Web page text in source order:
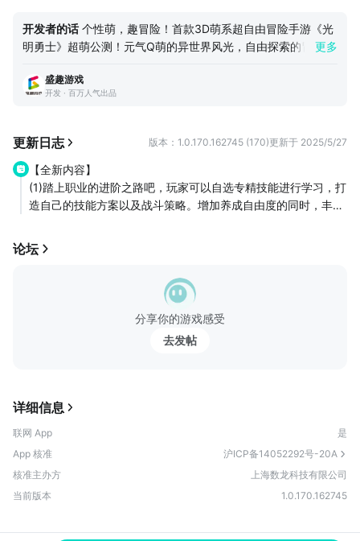
开发者的话 个性萌，趣冒险！首款3D萌系超自由冒险手游《光
明勇士》超萌公测！元气Q萌的异世界风光，自由探索的冒险故
福利等你领取！各位萌主们，快来和我们一起向卢米娅大陆进发
吧
更多
盛趣游戏
开发 · 百万人气出品
更新日志 版本：1.0.170.162745 (170)更新于 2025/5/27
【全新内容】
(1)踏上职业的进阶之路吧，玩家可以自选专精技能进行学习，打
造自己的技能方案以及战斗策略。增加养成自由度的同时，丰富
【优化】
优化了团购活动的折扣信息显示。
论坛
分享你的游戏感受
去发帖
详细信息
联网 App
是
App 核准
沪ICP备14052292号-20A
核准主办方
上海数龙科技有限公司
当前版本
1.0.170.162745